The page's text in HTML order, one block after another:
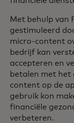
Met behulp van
gestimuleerd
micro-content
bedrijf kan
accepteren en
betalen met het
content op de
gebruik kon
financiële
verbeteren.